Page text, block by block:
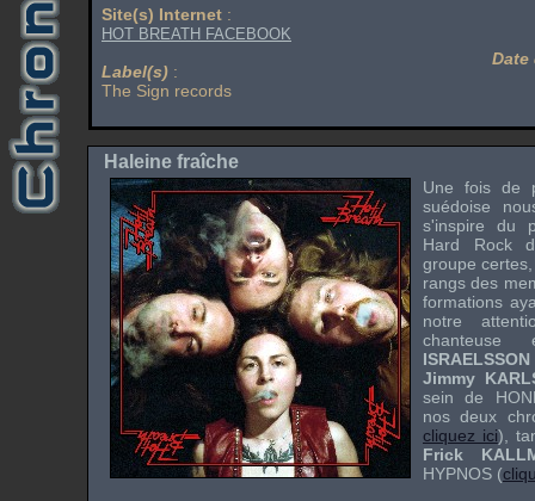
Site(s) Internet :
HOT BREATH FACEBOOK
Label(s) :
The Sign records
Haleine fraîche
Une fois de
suédoise
s'inspire du
Hard Rock
groupe
rangs des
formations
notre
ISRAELSSON
Jimmy
sein de
nos deux
cliquez ici),
Frick
HYPNOS (